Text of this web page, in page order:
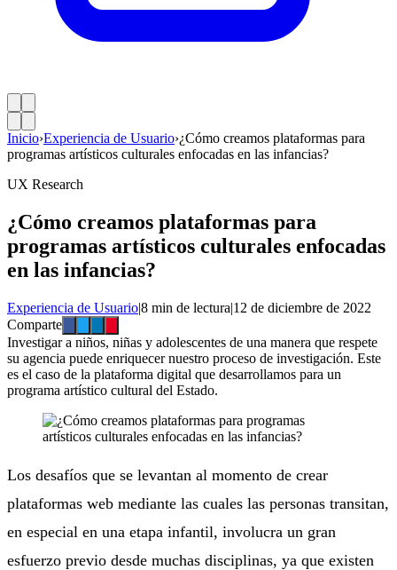
Inicio›Experiencia de Usuario›¿Cómo creamos plataformas para
programas artísticos culturales enfocadas en las infancias?
UX Research
¿Cómo creamos plataformas para
programas artísticos culturales enfocadas
en las infancias?
Experiencia de Usuario|8 min de lectura|12 de diciembre de 2022
Comparte
Investigar a niños, niñas y adolescentes de una manera que respete
su agencia puede enriquecer nuestro proceso de investigación. Este
es el caso de la plataforma digital que desarrollamos para un
programa artístico cultural del Estado.
Los desafíos que se levantan al momento de crear
plataformas web mediante las cuales las personas transitan,
en especial en una etapa infantil, involucra un gran
esfuerzo previo desde muchas disciplinas, ya que existen